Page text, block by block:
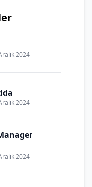
2024
2024
2024